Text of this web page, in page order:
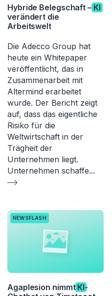
Hybride Belegschaft – KI
verändert die
Arbeitswelt
Die Adecco Group hat
heute ein Whitepaper
veröffentlicht, das in
Zusammenarbeit mit
Altermind erarbeitet
wurde. Der Bericht zeigt
auf, dass das eigentliche
Risiko für die
Weltwirtschaft in der
Trägheit der
Unternehmen liegt.
Unternehmen schaffe...
NEWSFLASH
Agaplesion nimmt KI-